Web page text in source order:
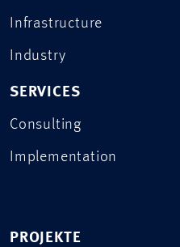
Infrastructure
Industry
SERVICES
Consulting
Implementation
PROJEKTE